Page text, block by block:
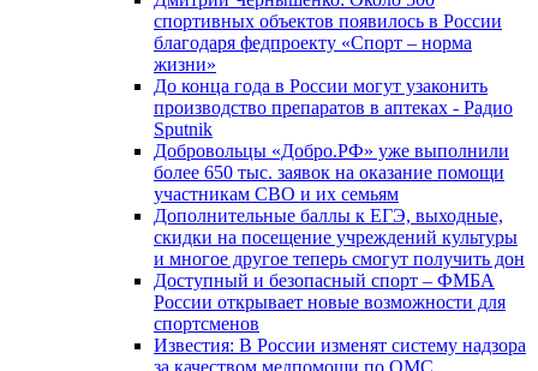
спортивных объектов появилось в России
благодаря федпроекту «Спорт – норма
жизни»
До конца года в России могут узаконить
производство препаратов в аптеках - Радио
Sputnik
Добровольцы «Добро.РФ» уже выполнили
более 650 тыс. заявок на оказание помощи
участникам СВО и их семьям
Дополнительные баллы к ЕГЭ, выходные,
скидки на посещение учреждений культуры
и многое другое теперь смогут получить дон
Доступный и безопасный спорт – ФМБА
России открывает новые возможности для
спортсменов
Известия: В России изменят систему надзора
за качеством медпомощи по ОМС